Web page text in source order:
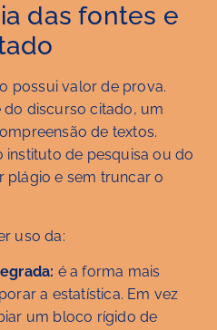
das fontes e
possui valor de prova.
do discurso citado, um
de textos.
de pesquisa ou do
plágio e sem truncar o
uso da:
é a forma mais
a estatística. Em vez
um bloco rígido de